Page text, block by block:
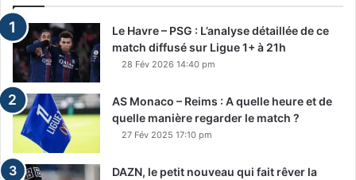
Le Havre – PSG : L’analyse détaillée de ce
match diffusé sur Ligue 1+ à 21h
28 Fév 2026 14:40 pm
AS Monaco – Reims : A quelle heure et de
quelle manière regarder le match ?
27 Fév 2025 17:10 pm
DAZN, le petit nouveau qui fait rêver la